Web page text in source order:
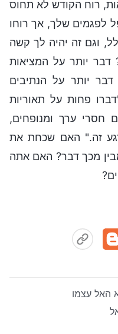
רוח הקודש לא תחוס
לפגמים שלך, אך רוחו
וגם זה יהיה לך קשה
דבר יותר על המציאות
יותר על הנתיבים
פחות על תאוריות
חסרי ערך ומנופחים,
זה." האם שכחת את
מכך דבר? האם אתה
האל עצמו